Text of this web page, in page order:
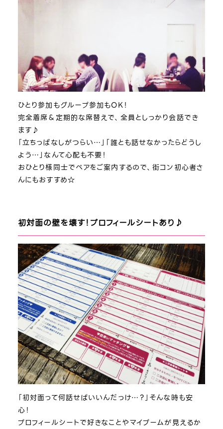
ひとり参加もグループ参加もOK！
完全着席＆定期的な席替えで、全員としっかり会話でき
ます♪
「立ちっぱなしがつらい…」「誰とも話せなかったらどうし
よう…」なんて心配も不要！
おひとり様同士でペアをご案内するので、街コン初心者さ
んにもおすすめ☆
初対面の壁を壊す！プロフィールシートあり♪
「初対面って何話せばいいんだっけ…？」そんな時も安
心！
プロフィールシートで好きなことやマイブームが見えるか